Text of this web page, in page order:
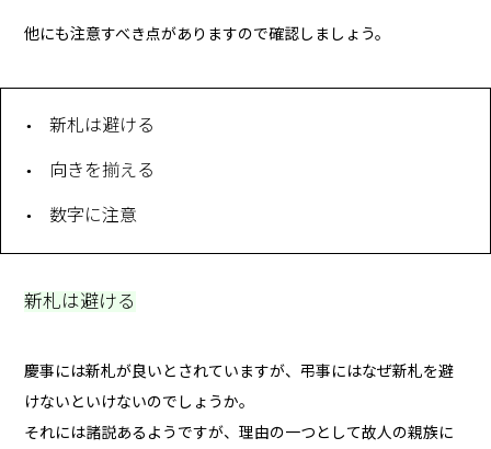
他にも注意すべき点がありますので確認しましょう。
新札は避ける
向きを揃える
数字に注意
新札は避ける
慶事には新札が良いとされていますが、弔事にはなぜ新札を避
けないといけないのでしょうか。
それには諸説あるようですが、理由の一つとして故人の親族に